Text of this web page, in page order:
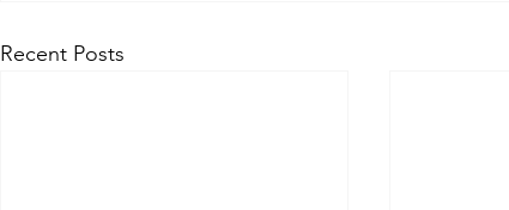
Recent Posts